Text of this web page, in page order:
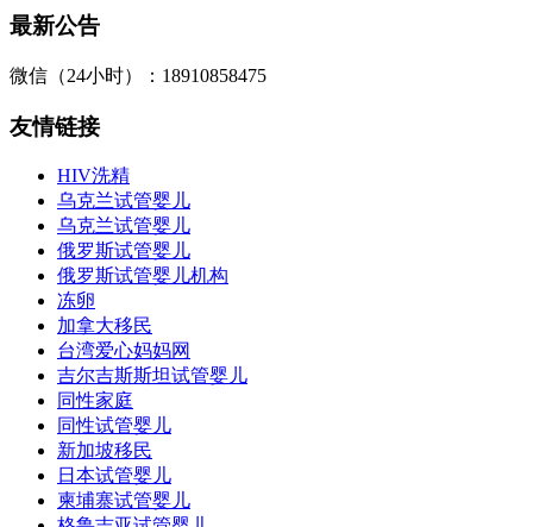
最新公告
微信（24小时）：18910858475
友情链接
HIV洗精
乌克兰试管婴儿
乌克兰试管婴儿
俄罗斯试管婴儿
俄罗斯试管婴儿机构
冻卵
加拿大移民
台湾爱心妈妈网
吉尔吉斯斯坦试管婴儿
同性家庭
同性试管婴儿
新加坡移民
日本试管婴儿
柬埔寨试管婴儿